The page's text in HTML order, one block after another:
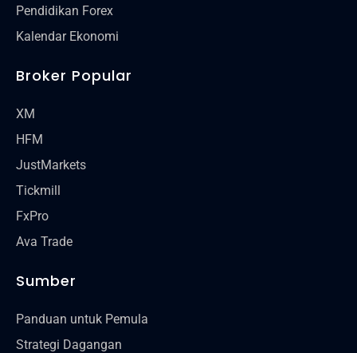
Pendidikan Forex
Kalendar Ekonomi
Broker Popular
XM
HFM
JustMarkets
Tickmill
FxPro
Ava Trade
Sumber
Panduan untuk Pemula
Strategi Dagangan